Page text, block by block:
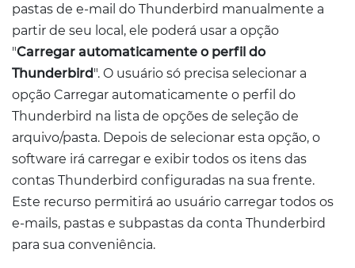
pastas de e-mail do Thunderbird manualmente a
partir de seu local, ele poderá usar a opção
"Carregar automaticamente o perfil do
Thunderbird". O usuário só precisa selecionar a
opção Carregar automaticamente o perfil do
Thunderbird na lista de opções de seleção de
arquivo/pasta. Depois de selecionar esta opção, o
software irá carregar e exibir todos os itens das
contas Thunderbird configuradas na sua frente.
Este recurso permitirá ao usuário carregar todos os
e-mails, pastas e subpastas da conta Thunderbird
para sua conveniência.